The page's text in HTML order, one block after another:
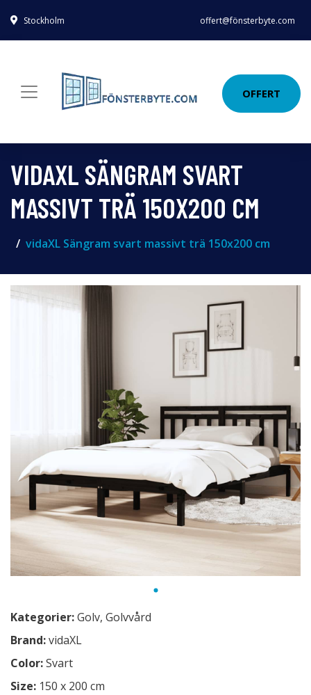
Stockholm offert@fönsterbyte.com
OFFERT
VIDAXL SÄNGRAM SVART
MASSIVT TRÄ 150X200 CM
vidaXL Sängram svart massivt trä 150x200 cm
Kategorier:Golv, Golvvård
Brand:vidaXL
Color:Svart
Size: 150 x 200 cm